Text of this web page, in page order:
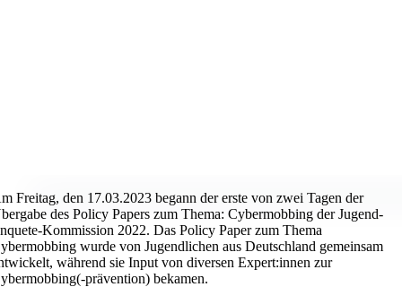
Freitag, den 17.03.2023 begann der erste von zwei Tagen der
des Policy Papers zum Thema: Cybermobbing der Jugend-
Kommission 2022. Das Policy Paper zum Thema
wurde von Jugendlichen aus Deutschland gemeinsam
während sie Input von diversen Expert:innen zur
prävention) bekamen.